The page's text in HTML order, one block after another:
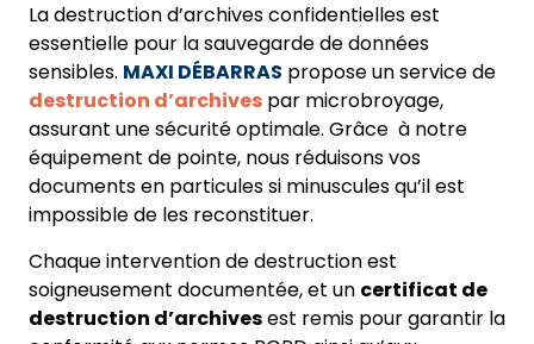
La destruction d’archives confidentielles est
essentielle pour la sauvegarde de données
sensibles. MAXI DÉBARRAS propose un service de
destruction d’archives par microbroyage,
assurant une sécurité optimale. Grâce à notre
équipement de pointe, nous réduisons vos
documents en particules si minuscules qu’il est
impossible de les reconstituer.
Chaque intervention de destruction est
soigneusement documentée, et un certificat de
destruction d’archivesest remis pour garantir la